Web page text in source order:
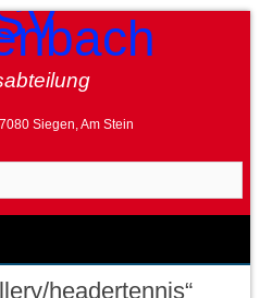
Siegen, Am Stein
headertennis“